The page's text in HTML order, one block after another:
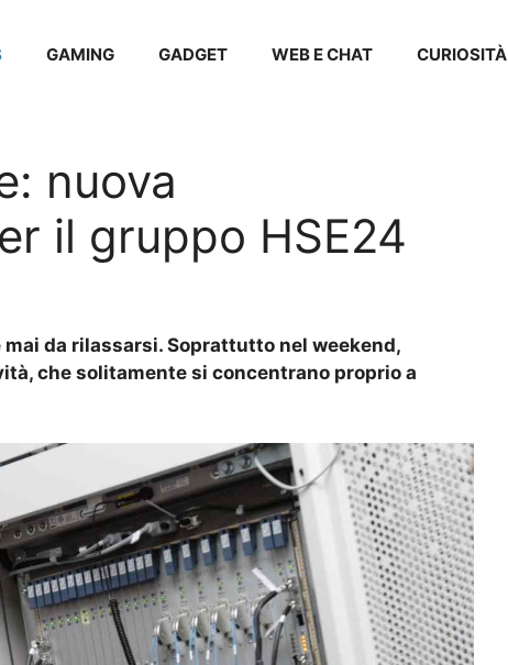
GAMING GADGET WEB E CHAT CURIOSITÀ
nuova
il gruppo HSE24
da rilassarsi. Soprattutto nel weekend,
che solitamente si concentrano proprio a